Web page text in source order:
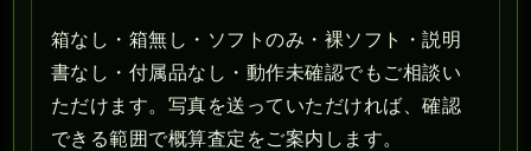
箱なし・箱無し・ソフトのみ・裸ソフト・説明
書なし・付属品なし・動作未確認でもご相談い
ただけます。写真を送っていただければ、確認
できる範囲で概算査定をご案内します。